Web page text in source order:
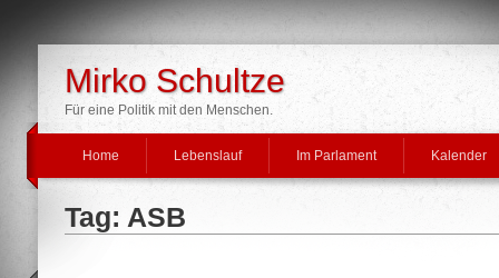
Mirko Schultze
Für eine Politik mit den Menschen.
Home Lebenslauf Im Parlament Kalender
Tag: ASB